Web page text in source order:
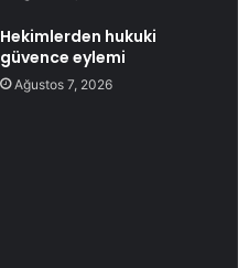
Hekimlerden hukuki
güvence eylemi
Ağustos 7, 2026